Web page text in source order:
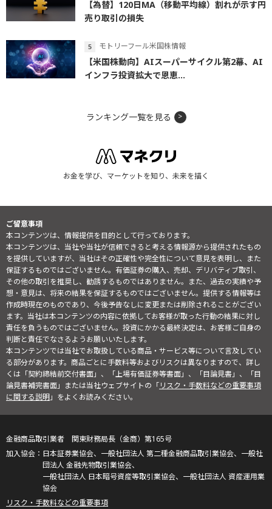
【為替】120日MA（移動平均線）割れが示す円
売り取引の損失
モトリーフール米国株情報
【米国株動向】AIスーパーサイクル第2幕、AI
インフラ投資拡大で恩恵...
ランキング一覧を見る
お金を学び、マーケットを知り、未来を描く
ご留意事項
本コンテンツは、情報提供を目的として行っております。
本コンテンツは、当社や当社が信頼できると考える情報源から提供されたもの
を提供していますが、当社はその正確性や完全性について意見を表明し、また
保証するものではございません。有価証券の購入、売却、デリバティブ取引、
その他の取引を推奨し、勧誘するものではありません。また、過去の実績や予
想・意見は、将来の結果を保証するものではございません。提供する情報等は
作成時現在のものであり、今後予告なしに変更または削除されることがござい
ます。当社は本コンテンツの内容に依拠してお客様が取った行動の結果に対し
責任を負うものではございません。投資にかかる最終決定は、お客様ご自身の
判断と責任でなさるようお願いいたします。
本コンテンツでは当社でお取扱している商品・サービス等について言及してい
る部分があります。商品ごとに手数料等およびリスクは異なりますので、詳し
くは「契約締結前交付書面」、「上場有価証券等書面」、「目論見書」、「目
論見書補完書面」または当社ウェブサイトの「リスク・手数料などの重要事項
に関する説明」をよくお読みください。
金融商品取引業者 関東財務局長（金商）第165号
日本証券業協会、一般社団法人 第二種金融商品取引業協会、一般社
団法人 金融先物取引業協会、
一般社団法人 日本暗号資産等取引業協会、一般社団法人 資産運用業
協会
リスク・手数料などの重要事項